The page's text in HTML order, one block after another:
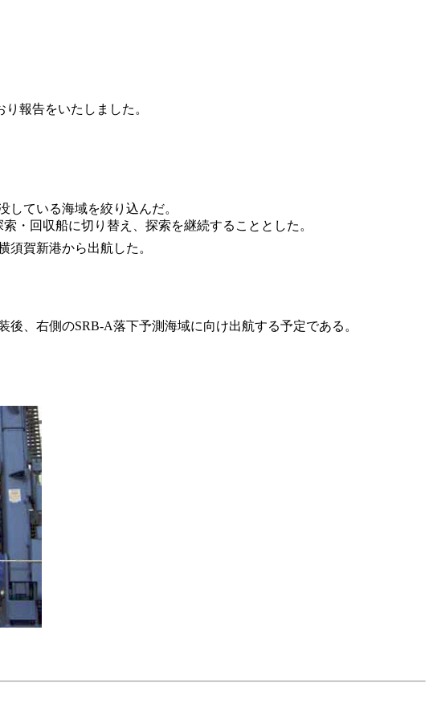
報告をいたしました。
ている海域を絞り込んだ。
・回収船に切り替え、探索を継続することとした。
賀新港から出航した。
、右側のSRB-A落下予測海域に向け出航する予定である。